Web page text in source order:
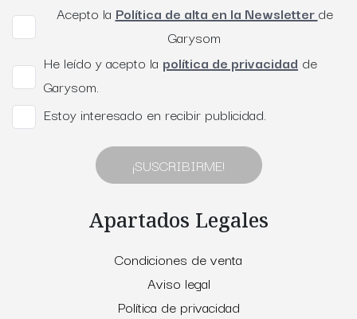
Acepto la Política de alta en la Newsletterde
Garysom
He leído y acepto la política de privacidad de
Garysom.
Estoy interesado en recibir publicidad.
¡SUSCRIBIRME!
Apartados Legales
Condiciones de venta
Aviso legal
Política de privacidad